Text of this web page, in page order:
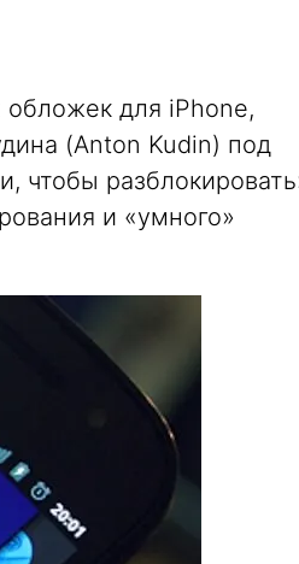
для iPhone,
(Anton Kudin) под
чтобы
и «умного»